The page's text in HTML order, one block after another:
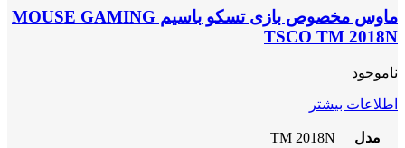
ماوس مخصوص بازی تسکو باسیم MOUSE GAMING
TSCO TM 2018N
ناموجود
اطلاعات بیشتر
مدل TM 2018N